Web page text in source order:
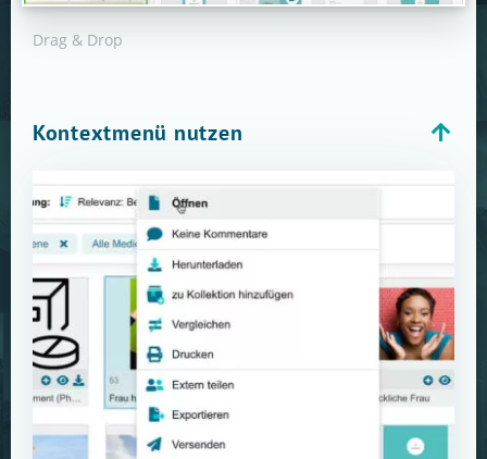
Drag & Drop
Kontextmenü nutzen